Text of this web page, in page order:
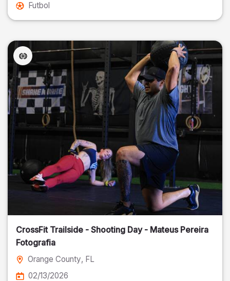
Futbol
CrossFit Trailside - Shooting Day - Mateus Pereira
Fotografia
Orange County, FL
02/13/2026